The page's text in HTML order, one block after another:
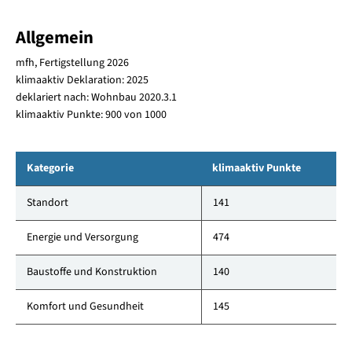
Allgemein
mfh, Fertigstellung 2026
klimaaktiv Deklaration: 2025
deklariert nach: Wohnbau 2020.3.1
klimaaktiv Punkte: 900 von 1000
Kategorie klimaaktiv Punkte
Standort 141
Energie und Versorgung 474
Baustoffe und Konstruktion 140
Komfort und Gesundheit 145